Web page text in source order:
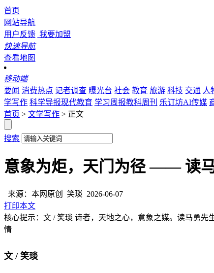
首页
网站导航
用户反馈 我要加盟
快速导航
查看地图
移动端
要闻 消费热点 记者调查 曝光台 社会 教育 旅游 科技 交通 人
学写作 科学导报现代教育 学习周报教科周刊 乐订坊AI传媒
首页 > 文学写作 > 正文
搜索
意象为炬，天门为径 —— 读
来源：本网原创 笑琰 2026-06-07
打印本文
核心提示：文 / 笑琰 诗者，天地之心，意象之媒。读马勇
情
文 / 笑琰